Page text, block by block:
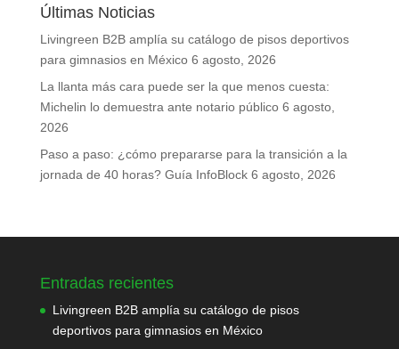
Últimas Noticias
Livingreen B2B amplía su catálogo de pisos deportivos
para gimnasios en México 6 agosto, 2026
La llanta más cara puede ser la que menos cuesta:
Michelin lo demuestra ante notario público 6 agosto,
2026
Paso a paso: ¿cómo prepararse para la transición a la
jornada de 40 horas? Guía InfoBlock 6 agosto, 2026
Entradas recientes
Livingreen B2B amplía su catálogo de pisos
deportivos para gimnasios en México